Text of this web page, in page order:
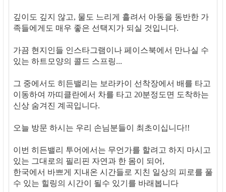
깊이도 깊지 않고, 물도 느리게 흘려서 아동을 동반한 가
족들에게도 매우 좋은 선택지가 되실 것입니다.
가끔 현지인들 인스타그램이나 페이스북에서 만나실 수
있는 하트모양의 콜드 스프링...
그 중에서도 히든밸리는 보라카이 선착장에서 배를 타고
이동하여 까띠클란에서 차를 타고 20분정도면 도착하는
신상 숨겨진 계곡입니다.
오늘 방문 하시는 우리 손님분들이 최초이십니다!!
이번 히든밸리 투어에서는 무언가를 할려고 하지 마시고
있는 그대로의 필리핀 자연과 한 몸이 되어,
한국에서 바쁘게 지내온 시간들로 지친 일상의 피로를 풀
수 있는 힐링의 시간이 될수 있기를 바래봅니다